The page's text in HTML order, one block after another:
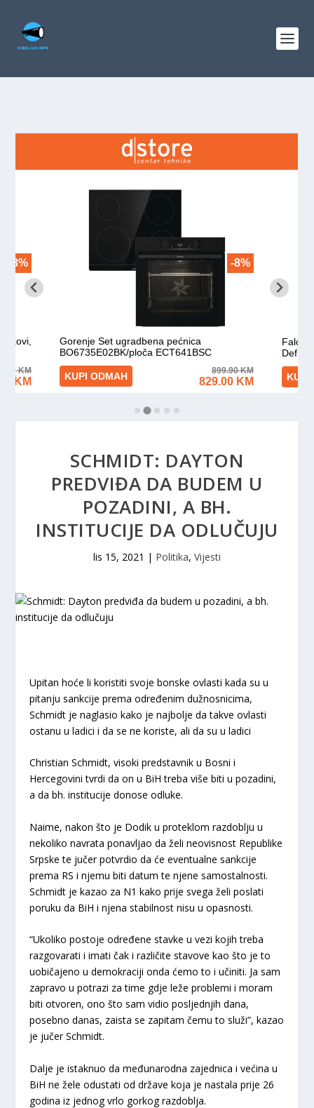
SCHMIDT: DAYTON
PREDVIĐA DA BUDEM U
POZADINI, A BH.
INSTITUCIJE DA ODLUČUJU
lis 15, 2021 | Politika, Vijesti
Upitan hoće li koristiti svoje bonske ovlasti kada su u
pitanju sankcije prema određenim dužnosnicima,
Schmidt je naglasio kako je najbolje da takve ovlasti
ostanu u ladici i da se ne koriste, ali da su u ladici
Christian Schmidt, visoki predstavnik u Bosni i
Hercegovini tvrdi da on u BiH treba više biti u pozadini,
a da bh. institucije donose odluke.
Naime, nakon što je Dodik u proteklom razdoblju u
nekoliko navrata ponavljao da želi neovisnost Republike
Srpske te jučer potvrdio da će eventualne sankcije
prema RS i njemu biti datum te njene samostalnosti.
Schmidt je kazao za N1 kako prije svega želi poslati
poruku da BiH i njena stabilnost nisu u opasnosti.
“Ukoliko postoje određene stavke u vezi kojih treba
razgovarati i imati čak i različite stavove kao što je to
uobičajeno u demokraciji onda ćemo to i učiniti. Ja sam
zapravo u potrazi za time gdje leže problemi i moram
biti otvoren, ono što sam vidio posljednjih dana,
posebno danas, zaista se zapitam čemu to služi”, kazao
je jučer Schmidt.
Dalje je istaknuo da međunarodna zajednica i većina u
BiH ne žele odustati od države koja je nastala prije 26
godina iz jednog vrlo gorkog razdoblja.